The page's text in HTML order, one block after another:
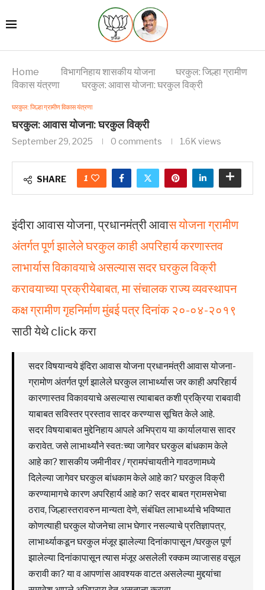
Home विभागनिहाय शासकीय योजना
घरकुल: जिल्हा ग्रामीण
विकास यंत्रणा
घरकुल: आवास योजना: घरकुल विक्री
घरकुल: जिल्हा ग्रामीण विकास यंत्रणा
घरकुल: आवास योजना: घरकुल विक्री
September 29, 2025 0 comments 1.6K views
SHARE 1
इंदीरा आवास योजना, प्रधानमंत्री आवास योजना ग्रामीण
अंतर्गत पूर्ण झालेले घरकुल काही अपरिहार्य करणास्तव
लाभार्यास विकावयाचे असल्यास सदर घरकुल विक्री
करावयाच्या प्रक्रीयेबाबत, मा संचालक राज्य व्यवस्थापन
कक्ष ग्रामीण गृहनिर्माण मुंबई पत्र दिनांक २०-०४-२०१९
साठी येथे click करा
सदर विषयान्वये इंदिरा आवास योजना प्रधानमंत्री आवास योजना-
ग्रामोण अंतर्गत पूर्ण झालेले घरकुल लाभार्थ्यास जर काही अपरिहार्य
कारणास्तव विकावयाचे असल्यास त्याबाबत कशी प्रक्रिया राबवावी
याबाबत सविस्तर प्रस्ताव सादर करण्यास सूचित केले आहे.
सदर विषयाबाबत मुद्देनिहाय आपले अभिप्राय या कार्यालयास सादर
करावेत. जसे लाभार्थ्यांने स्वतःच्या जागेवर घरकुल बांधकाम केले
आहे का? शासकीय जमीनीवर / ग्रामपंचायतीने गावठणामध्ये
दिलेल्या जागेवर घरकुल बांधकाम केले आहे का? घरकुल विक्री
करण्यामागचे कारण अपरिहार्य आहे का? सदर बाबत ग्रामसभेचा
ठराव, जिल्हास्तरावरुन मान्यता देणे, संबंधित लाभार्थ्याचे भविष्यात
कोणत्याही घरकुल योजनेचा लाभ घेणार नसल्याचे प्रतिज्ञापत्र,
लाभार्थ्याकडून घरकुल मंजूर झालेल्या दिनांकापासून /घरकुल पूर्ण
झालेल्या दिनांकापासून त्यास मंजूर असलेली रक्कम व्याजासह वसूल
करावी का? या व आपणांस आवश्यक वाटत असलेल्या मुद्दयांचा